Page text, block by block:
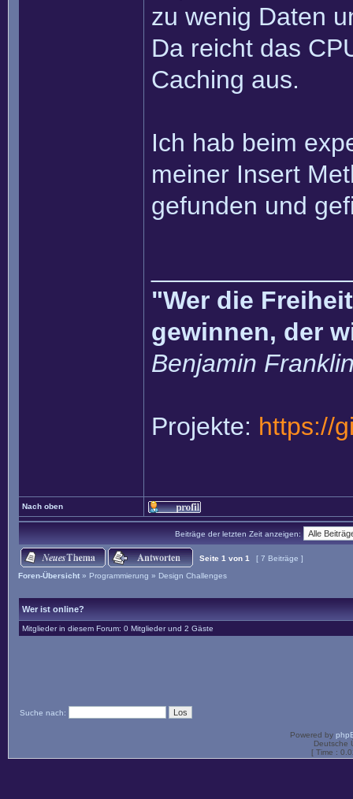
zu wenig Daten
Da reicht das
Caching aus.
Ich hab beim
meiner Insert
gefunden und
"Wer die
gewinnen, der
Benjamin
Projekte: https://
Nach oben
Beiträge der letzten Zeit anzeigen:
Seite 1 von 1
[ 7 Beiträge ]
Foren-Übersicht » Programmierung » Design Challenges
Wer ist online?
Mitglieder in diesem Forum: 0 Mitglieder und 2 Gäste
Suche nach:
Powered by
Deutsche
[ Time :